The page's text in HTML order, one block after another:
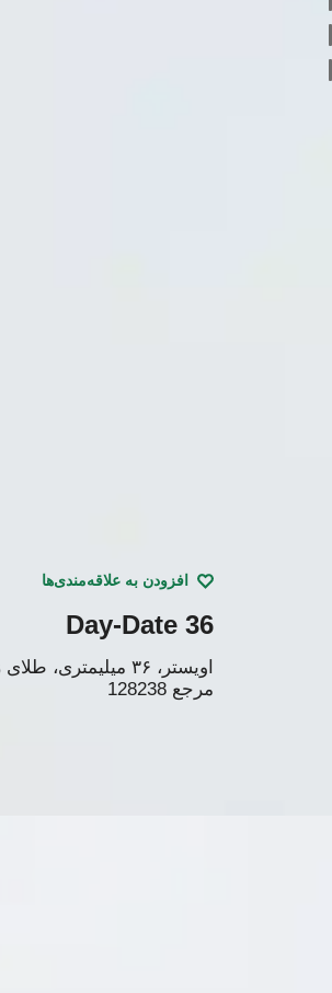
افزودن به علاقه‌مندی‌ها
Day-Date 36
اویستر، ٣۶ میلیمتری، طلای زرد
مرجع 128238